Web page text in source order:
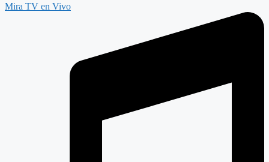
Mira TV en Vivo